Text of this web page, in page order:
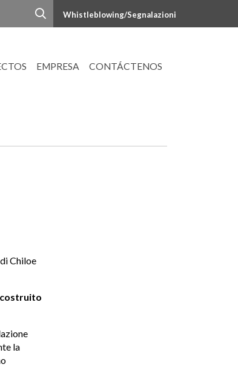
Whistleblowing/Segnalazioni
EMPRESA CONTÁCTENOS
Chiloe
costruito
la